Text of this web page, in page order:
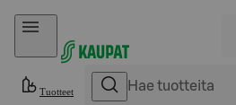
Hyppää sisältöön
Tuotteet